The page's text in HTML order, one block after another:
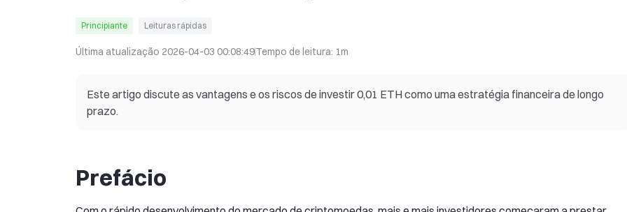
Principiante Leituras rápidas
Última atualização 2026-04-03 00:08:49Tempo de leitura: 1m
Este artigo discute as vantagens e os riscos de investir 0,01 ETH como uma estratégia financeira de longo
prazo.
Prefácio